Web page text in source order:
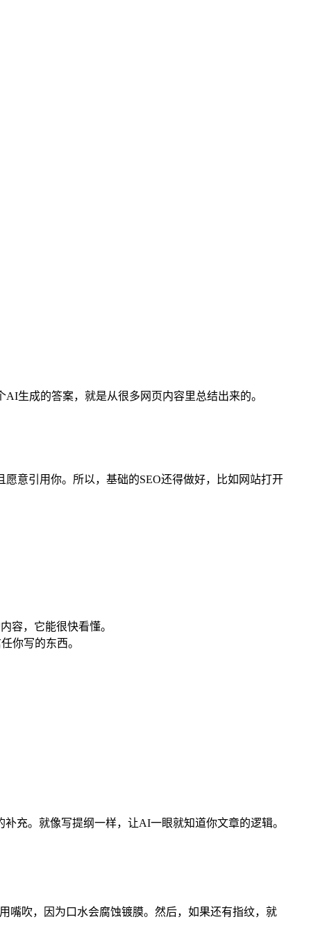
生成的答案，就是从很多网页内容里总结出来的。
意引用你。所以，基础的SEO还得做好，比如网站打开
容，它能很快看懂。
你写的东西。
充。就像写提纲一样，让AI一眼就知道你文章的逻辑。
嘴吹，因为口水会腐蚀镀膜。然后，如果还有指纹，就